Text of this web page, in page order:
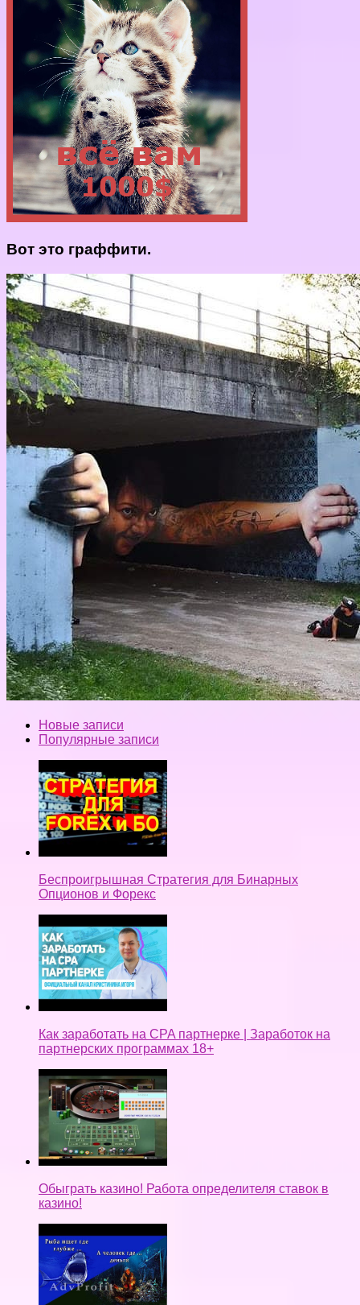
Вот это граффити.
Новые записи
Популярные записи
Беспроигрышная Стратегия для Бинарных
Опционов и Форекс
Как заработать на CPA партнерке | Заработок на
партнерских программах 18+
Обыграть казино! Работа определителя ставок в
казино!